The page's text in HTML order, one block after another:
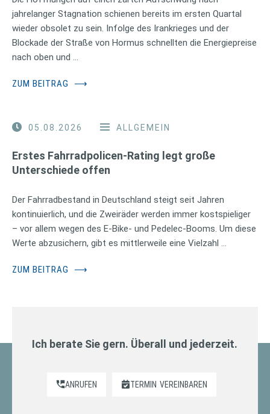
jahrelanger Stagnation schienen bereits im ersten Quartal
wieder obsolet zu sein. Infolge des Irankrieges und der
Blockade der Straße von Hormus schnellten die Energiepreise
nach oben und …
ZUM BEITRAG ⟶
05.08.2026 ALLGEMEIN
Erstes Fahrradpolicen-Rating legt große
Unterschiede offen
Der Fahrradbestand in Deutschland steigt seit Jahren
kontinuierlich, und die Zweiräder werden immer kostspieliger
– vor allem wegen des E-Bike- und Pedelec-Booms. Um diese
Werte abzusichern, gibt es mittlerweile eine Vielzahl …
ZUM BEITRAG ⟶
Ich berate Sie gern. Überall und jederzeit.
ANRUFEN TERMIN VEREINBAREN